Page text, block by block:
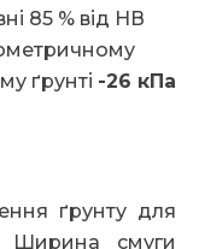
85 % від НВ
ґрунті -26 кПа
ґрунту для
Ширина смуги